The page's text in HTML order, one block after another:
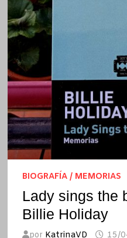
BIOGRAFÍA / MEMORIAS
Lady sings the
Billie Holiday
por KatrinaVD 15/